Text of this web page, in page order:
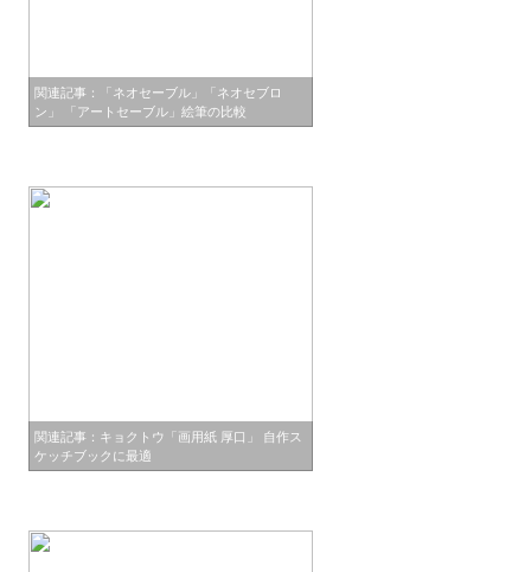
関連記事：「ネオセーブル」「ネオセブロ
ン」 「アートセーブル」絵筆の比較
関連記事：キョクトウ「画用紙 厚口」 自作ス
ケッチブックに最適